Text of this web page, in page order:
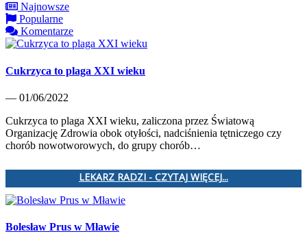
Najnowsze
Popularne
Komentarze
Cukrzyca to plaga XXI wieku
— 01/06/2022
Cukrzyca to plaga XXI wieku, zaliczona przez Światową
Organizację Zdrowia obok otyłości, nadciśnienia tętniczego czy
chorób nowotworowych, do grupy chorób…
LEKARZ RADZI - CZYTAJ WIĘCEJ...
Bolesław Prus w Mławie